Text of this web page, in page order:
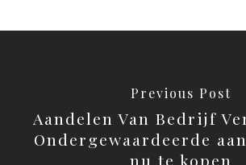
Previous Post
Aandelen Van Bedrijf
Ondergewaardeerde
nu te kopen